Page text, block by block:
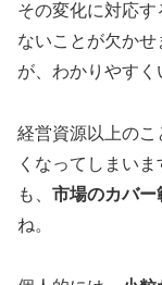
その変化に対応
ないことが欠か
が、わかりやすく
経営資源以上のこ
くなってしまい
も、 市場のカバー
ね。